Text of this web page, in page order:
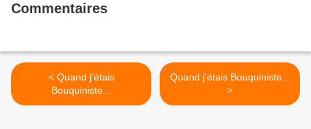
Commentaires
< Quand j'étais
Bouquiniste...
Quand j'étais Bouquiniste...
>